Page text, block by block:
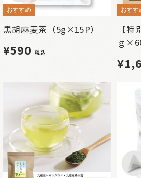
おすすめ
黒胡麻麦茶（5g×15P）
¥590税込
おすす
【
ｇ